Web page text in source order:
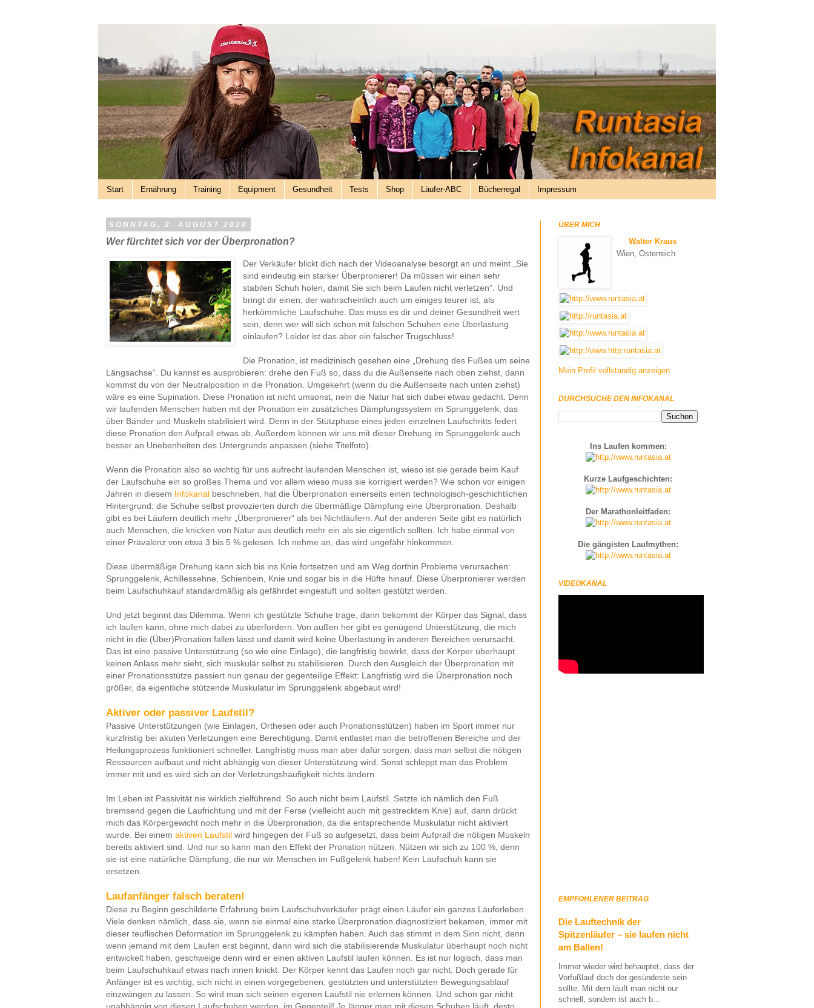
Start Ernährung Training Equipment Gesundheit Tests Shop Läufer-ABC Bücherregal Impressum
SONNTAG, 2. AUGUST 2020
Wer fürchtet sich vor der Überpronation?
Der Verkäufer blickt dich nach der Videoanalyse besorgt an und meint „Sie
sind eindeutig ein starker Überpronierer! Da müssen wir einen sehr
stabilen Schuh holen, damit Sie sich beim Laufen nicht verletzen“. Und
bringt dir einen, der wahrscheinlich auch um einiges teurer ist, als
herkömmliche Laufschuhe. Das muss es dir und deiner Gesundheit wert
sein, denn wer will sich schon mit falschen Schuhen eine Überlastung
einlaufen? Leider ist das aber ein falscher Trugschluss!
Die Pronation, ist medizinisch gesehen eine „ Drehung des Fußes um seine
Längsachse“. Du kannst es ausprobieren: drehe den Fuß so, dass du die Außenseite nach oben ziehst, dann
kommst du von der Neutralposition in die Pronation. Umgekehrt (wenn du die Außenseite nach unten ziehst)
wäre es eine Supination. Diese Pronation ist nicht umsonst, nein die Natur hat sich dabei etwas gedacht. Denn
wir laufenden Menschen haben mit der Pronation ein zusätzliches Dämpfungssystem im Sprunggelenk, das
über Bänder und Muskeln stabilisiert wird. Denn in der Stützphase eines jeden einzelnen Laufschritts federt
diese Pronation den Aufprall etwas ab. Außerdem können wir uns mit dieser Drehung im Sprunggelenk auch
besser an Unebenheiten des Untergrunds anpassen (siehe Titelfoto).
Wenn die Pronation also so wichtig für uns aufrecht laufenden Menschen ist, wieso ist sie gerade beim Kauf
der Laufschuhe ein so großes Thema und vor allem wieso muss sie korrigiert werden? Wie schon vor einigen
Jahren in diesem Infokanal beschrieben, hat die Überpronation einerseits einen technologisch-geschichtlichen
Hintergrund: die Schuhe selbst provozierten durch die übermäßige Dämpfung eine Überpronation. Deshalb
gibt es bei Läufern deutlich mehr „Überpronierer“ als bei Nichtläufern. Auf der anderen Seite gibt es natürlich
auch Menschen, die knicken von Natur aus deutlich mehr ein als sie eigentlich sollten. Ich habe einmal von
einer Prävalenz von etwa 3 bis 5 % gelesen. Ich nehme an, das wird ungefähr hinkommen.
Diese übermäßige Drehung kann sich bis ins Knie fortsetzen und am Weg dorthin Probleme verursachen:
Sprunggelenk, Achillessehne, Schienbein, Knie und sogar bis in die Hüfte hinauf. Diese Überpronierer werden
beim Laufschuhkauf standardmäßig als gefährdet eingestuft und sollten gestützt werden.
Und jetzt beginnt das Dilemma. Wenn ich gestützte Schuhe trage, dann bekommt der Körper das Signal, dass
ich laufen kann, ohne mich dabei zu überfordern. Von außen her gibt es genügend Unterstützung, die mich
nicht in die (Über)Pronation fallen lässt und damit wird keine Überlastung in anderen Bereichen verursacht.
Das ist eine passive Unterstützung (so wie eine Einlage), die langfristig bewirkt, dass der Körper überhaupt
keinen Anlass mehr sieht, sich muskulär selbst zu stabilisieren. Durch den Ausgleich der Überpronation mit
einer Pronationsstütze passiert nun genau der gegenteilige Effekt: Langfristig wird die Überpronation noch
größer, da eigentliche stützende Muskulatur im Sprunggelenk abgebaut wird!
Aktiver oder passiver Laufstil?
Passive Unterstützungen (wie Einlagen, Orthesen oder auch Pronationsstützen) haben im Sport immer nur
kurzfristig bei akuten Verletzungen eine Berechtigung. Damit entlastet man die betroffenen Bereiche und der
Heilungsprozess funktioniert schneller. Langfristig muss man aber dafür sorgen, dass man selbst die nötigen
Ressourcen aufbaut und nicht abhängig von dieser Unterstützung wird. Sonst schleppt man das Problem
immer mit und es wird sich an der Verletzungshäufigkeit nichts ändern.
Im Leben ist Passivität nie wirklich zielführend. So auch nicht beim Laufstil. Setzte ich nämlich den Fuß
bremsend gegen die Laufrichtung und mit der Ferse (vielleicht auch mit gestrecktem Knie) auf, dann drückt
mich das Körpergewicht noch mehr in die Überpronation, da die entsprechende Muskulatur nicht aktiviert
wurde. Bei einem aktiven Laufstil wird hingegen der Fuß so aufgesetzt, dass beim Aufprall die nötigen Muskeln
bereits aktiviert sind. Und nur so kann man den Effekt der Pronation nützen. Nützen wir sich zu 100 %, denn
sie ist eine natürliche Dämpfung, die nur wir Menschen im Fußgelenk haben! Kein Laufschuh kann sie
ersetzen.
Laufanfänger falsch beraten!
Diese zu Beginn geschilderte Erfahrung beim Laufschuhverkäufer prägt einen Läufer ein ganzes Läuferleben.
Viele denken nämlich, dass sie, wenn sie einmal eine starke Überpronation diagnostiziert bekamen, immer mit
dieser teuflischen Deformation im Sprunggelenk zu kämpfen haben. Auch das stimmt in dem Sinn nicht, denn
wenn jemand mit dem Laufen erst beginnt, dann wird sich die stabilisierende Muskulatur überhaupt noch nicht
entwickelt haben, geschweige denn wird er einen aktiven Laufstil laufen können. Es ist nur logisch, dass man
beim Laufschuhkauf etwas nach innen knickt. Der Körper kennt das Laufen noch gar nicht. Doch gerade für
Anfänger ist es wichtig, sich nicht in einen vorgegebenen, gestützten und unterstützten Bewegungsablauf
einzwängen zu lassen. So wird man sich seinen eigenen Laufstil nie erlernen können. Und schon gar nicht
ÜBER MICH
Walter Kraus
Wien, Österreich
Mein Profil vollständig anzeigen
DURCHSUCHE DEN INFOKANAL
Ins Laufen kommen:
Kurze Laufgeschichten:
Der Marathonleitfaden:
Die gängisten Laufmythen:
VIDEOKANAL
EMPFOHLENER BEITRAG
Die Lauftechnik der
Spitzenläufer – sie laufen nicht
am Ballen!
Immer wieder wird behauptet, dass der
Vorfußlauf doch der gesündeste sein
sollte. Mit dem läuft man nicht nur
schnell, sondern ist auch b...